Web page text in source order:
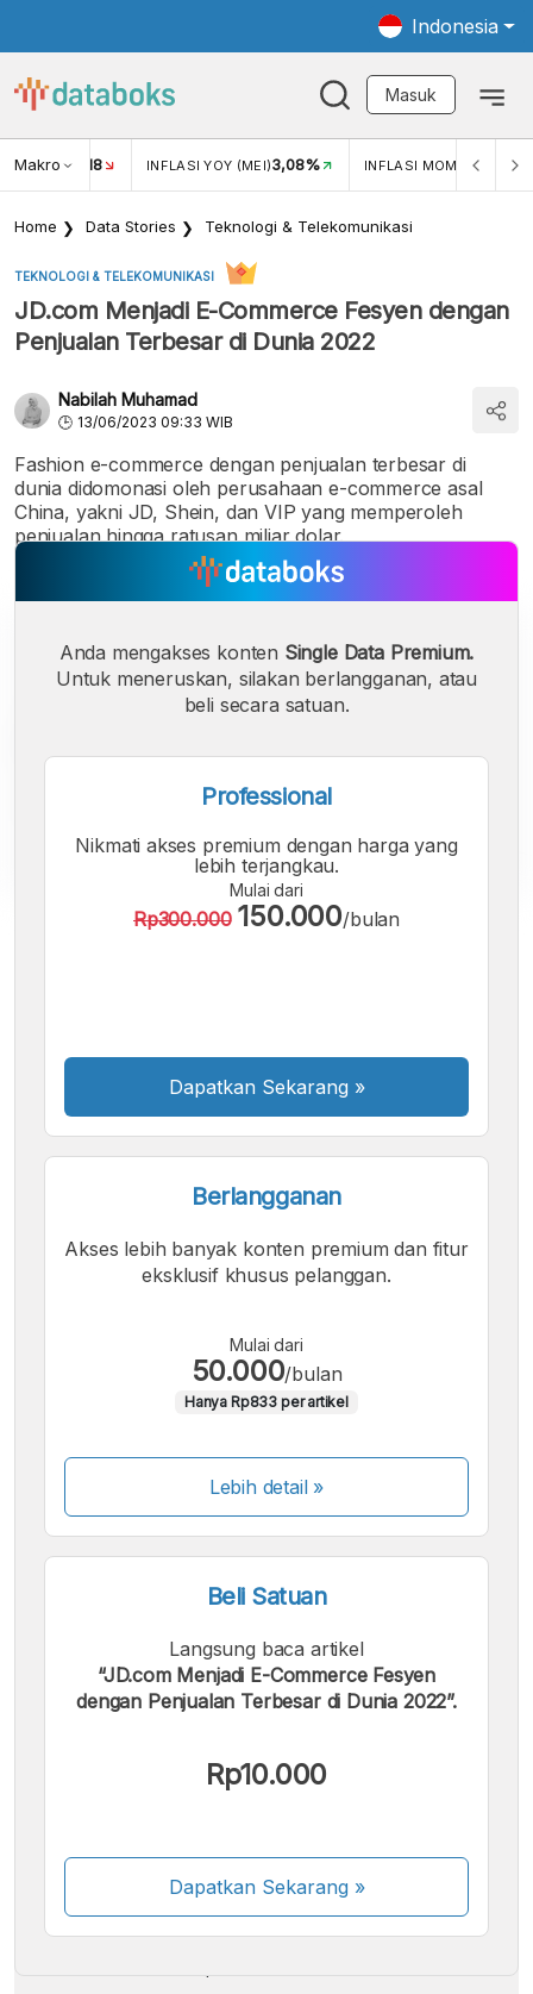
Indonesia
Masuk
Makro
USD/IDR 18 INFLASI YOY (MEI)3,08% INFLASI MOM (MEI)
Home Data Stories Teknologi & Telekomunikasi
TEKNOLOGI & TELEKOMUNIKASI
JD.com Menjadi E-Commerce Fesyen dengan
Penjualan Terbesar di Dunia 2022
Nabilah Muhamad
13/06/2023 09:33 WIB
Fashion e-commerce dengan penjualan terbesar di
dunia didomonasi oleh perusahaan e-commerce asal
China, yakni JD, Shein, dan VIP yang memperoleh
penjualan hingga ratusan miliar dolar.
A A A
Anda mengakses konten Single Data Premium.
Untuk meneruskan, silakan berlangganan, atau
beli secara satuan.
Professional
Nikmati akses premium dengan harga yang
lebih terjangkau.
Mulai dari
Rp300.000 150.000/bulan
Dapatkan Sekarang »
Berlangganan
Akses lebih banyak konten premium dan fitur
eksklusif khusus pelanggan.
Mulai dari
50.000/bulan
Hanya Rp833 per artikel
Lebih detail »
Beli Satuan
Langsung baca artikel
“JD.com Menjadi E-Commerce Fesyen
dengan Penjualan Terbesar di Dunia 2022”.
Rp10.000
Dapatkan Sekarang»
Kami menerima pembayaran berikut:
Beberapa metode pembayaran masih dalam